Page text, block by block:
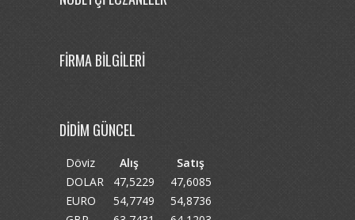
FİRMA BİLGİLERİ
DİDİM GÜNCEL
Döviz Alış
Satış
DOLAR
47,5229
47,6085
EURO
54,7749
54,8736